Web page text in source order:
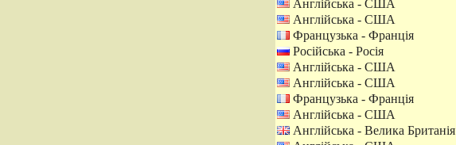
Англійська - США
Англійська - США
Французька - Франція
Російська - Росія
Англійська - США
Англійська - США
Французька - Франція
Англійська - США
Англійська - Велика Британія